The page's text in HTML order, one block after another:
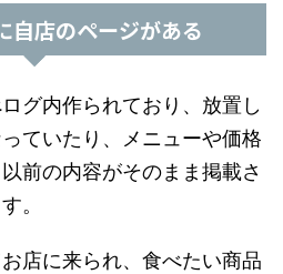
自店のページがある
グ内作られており、放置し
ていたり、メニューや価格
前の内容がそのまま掲載さ
。
店に来られ、食べたい商品